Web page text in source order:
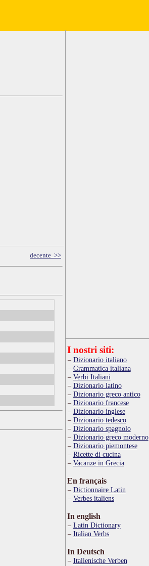
decente >>
I nostri siti:
Dizionario italiano
Grammatica italiana
Verbi Italiani
Dizionario latino
Dizionario greco antico
Dizionario francese
Dizionario inglese
Dizionario tedesco
Dizionario spagnolo
Dizionario greco moderno
Dizionario piemontese
Ricette di cucina
Vacanze in Grecia
En français
Dictionnaire Latin
Verbes italiens
In english
Latin Dictionary
Italian Verbs
In Deutsch
Italienische Verben